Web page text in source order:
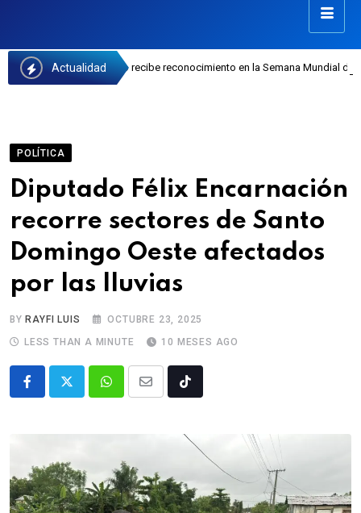
Actualidad
Castillo recibe reconocimiento en la Semana Mundial de la Lactancia
POLÍTICA
Diputado Félix Encarnación
recorre sectores de Santo
Domingo Oeste afectados
por las lluvias
BYRAYFI LUIS
OCTUBRE 23, 2025
LESS THAN A MINUTE
10 MESES AGO